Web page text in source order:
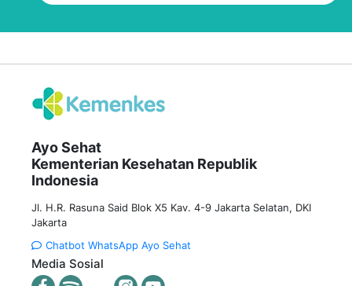
Ayo Sehat
Kementerian Kesehatan Republik
Indonesia
Jl. H.R. Rasuna Said Blok X5 Kav. 4-9 Jakarta Selatan, DKI
Jakarta
Chatbot WhatsApp Ayo Sehat
Media Sosial